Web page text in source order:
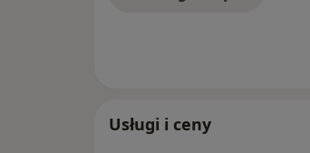
Usługi i ceny